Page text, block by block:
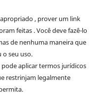
, prover um link
feitas . Você deve fazê-lo
de nenhuma maneira que
o seu uso.
aplicar termos jurídicos
restrinjam legalmente